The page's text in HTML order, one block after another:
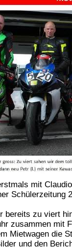
mit
Schülerzeitung
bereits zu viert
zusammen mit
Mietwagen die
und den